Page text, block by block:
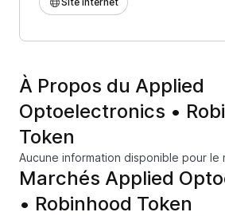
À Propos du Applied
Optoelectronics •
Token
Aucune information disponible pour le
Marchés Applied
• Robinhood Token